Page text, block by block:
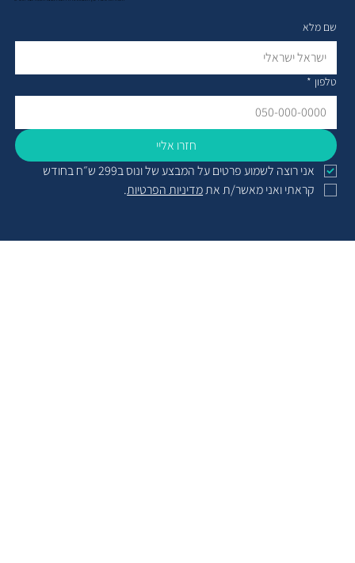
שם מלא
טלפון *
חזרו אליי
אני רוצה לשמוע פרטים על המבצע של ונוס ב299 ש״ח בחודש
קראתי ואני מאשר/ת את מדיניות הפרטיות.